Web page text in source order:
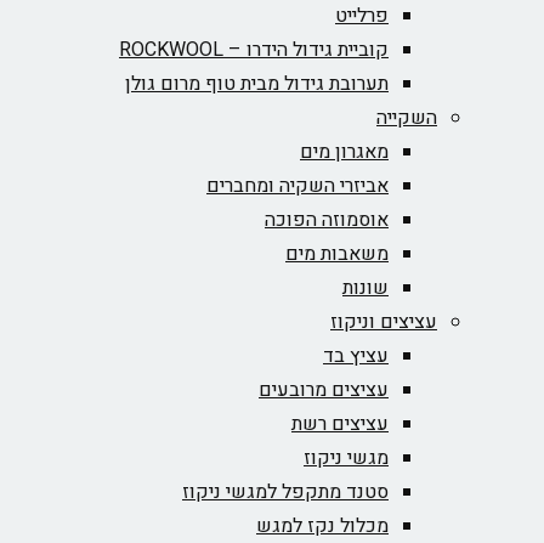
פרלייט
קוביית גידול הידרו – ROCKWOOL‏
תערובת גידול מבית טוף מרום גולן
השקייה
מאגרון מים
אביזרי השקיה ומחברים
אוסמוזה הפוכה
משאבות מים
שונות
עציצים וניקוז
עציץ בד
עציצים מרובעים
עציצים רשת
מגשי ניקוז
סטנד מתקפל למגשי ניקוז
מכלול נקז למגש